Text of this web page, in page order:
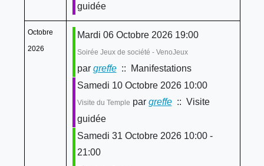
guidée
Octobre
2026
Mardi 06 Octobre 2026 19:00
Soirée Jeux de société - VenoJeux
par greffe:: Manifestations
Samedi 10 Octobre 2026 10:00
Visite du Temple par greffe:: Visite
guidée
Samedi 31 Octobre 2026 10:00 -
21:00